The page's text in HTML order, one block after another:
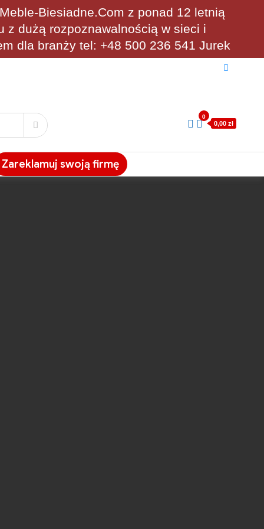
Biesiadne.Com z ponad 12 letnią
z dużą rozpoznawalnością w sieci i
dla branży tel: +48 500 236 541 Jurek
0
0,00 zł
Zareklamuj swoją firmę